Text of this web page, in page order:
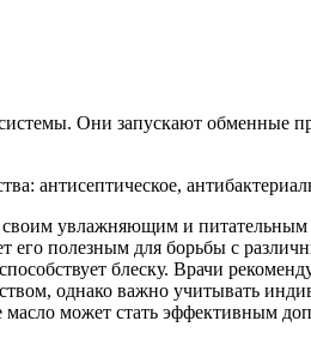
Они запускают обменные
антисептическое,
своим увлажняющим и питательным
его полезным для борьбы с
блеску. Врачи
однако важно учитывать
может стать эффективным